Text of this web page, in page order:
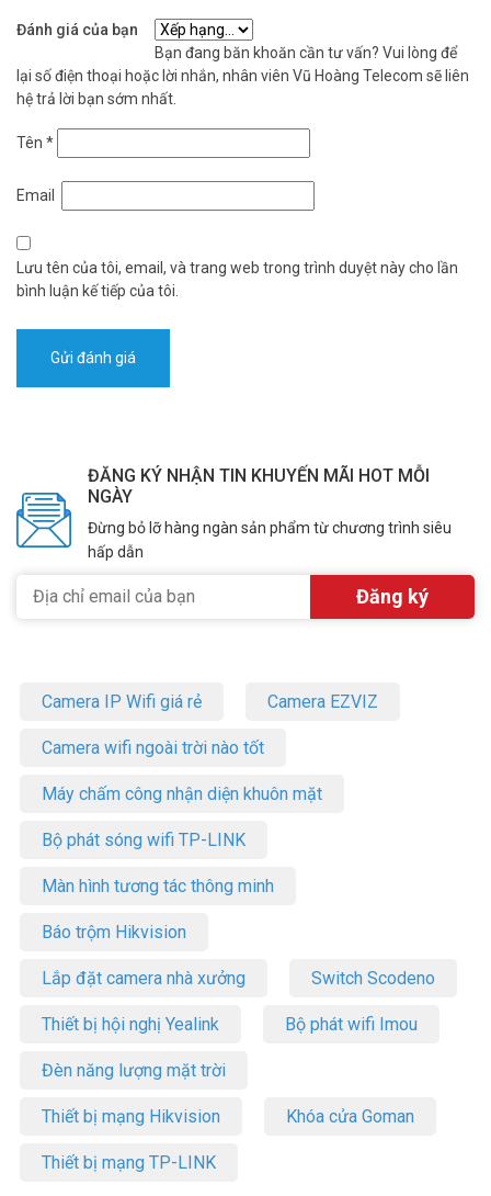
Thẻ nhớ 128Gb 4SGEN-128HG mang đến tốc độ, dung lượng, và độ
bền vượt trội cho mọi nhu cầu lưu trữ. Đừng bỏ lỡ cơ hội sở hữu sản
phẩm chất lượng! Gọi ngay 1900 9259 hoặc truy cập
thông tin tại
Đánh giá của bạn
Bạn đang băn khoăn cần tư vấn? Vui lòng để
lại số điện thoại hoặc lời nhắn, nhân viên Vũ Hoàng Telecom sẽ liên
hệ trả lời bạn sớm nhất.
Tên *
Email
Lưu tên của tôi, email, và trang web trong trình duyệt này cho lần
bình luận kế tiếp của tôi.
ĐĂNG KÝ NHẬN TIN KHUYẾN MÃI HOT MỖI
NGÀY
Đừng bỏ lỡ hàng ngàn sản phẩm từ chương trình siêu
hấp dẫn
Camera IP Wifi giá rẻ Camera EZVIZ
Camera wifi ngoài trời nào tốt
Máy chấm công nhận diện khuôn mặt
Bộ phát sóng wifi TP-LINK
Màn hình tương tác thông minh
Báo trộm Hikvision
Lắp đặt camera nhà xưởng Switch Scodeno
Thiết bị hội nghị Yealink Bộ phát wifi Imou
Đèn năng lượng mặt trời
Thiết bị mạng Hikvision Khóa cửa Goman
Thiết bị mạng TP-LINK